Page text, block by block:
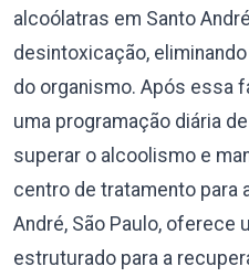
alcoólatras em Santo
desintoxicação,
do organismo. Após essa
uma programação diária
superar o alcoolismo e
centro de tratamento para
André, São Paulo, oferece
estruturado para a